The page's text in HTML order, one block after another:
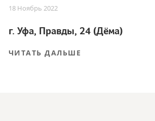
18 Ноябрь 2022
г. Уфа, Правды, 24 (Дёма)
ЧИТАТЬ ДАЛЬШЕ